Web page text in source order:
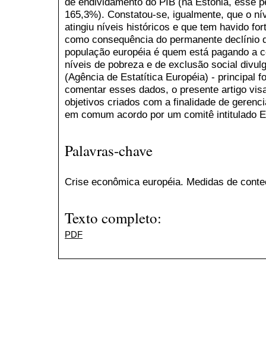
165,3%). Constatou-se, igualmente, que o
atingiu níveis históricos e que tem havido
como consequência do permanente declínio
população européia é quem está pagando a
níveis de pobreza e de exclusão social
(Agência de Estatítica Européia) - principal
comentar esses dados, o presente artigo
objetivos criados com a finalidade de
em comum acordo por um comitê intitulado
Palavras-chave
Crise econômica européia. Medidas de
Texto completo:
PDF